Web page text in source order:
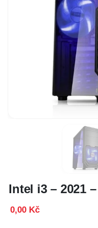
Intel i3 – 2021
0,00 Kč